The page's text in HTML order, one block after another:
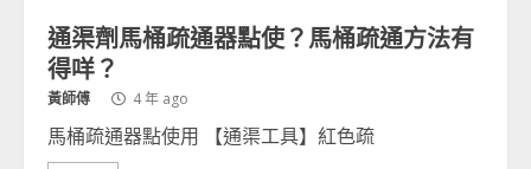
通渠劑馬桶疏通器點使？馬桶疏通方法有
得咩？
黃師傅 4 年 ago
馬桶疏通器點使用 【通渠工具】紅色疏